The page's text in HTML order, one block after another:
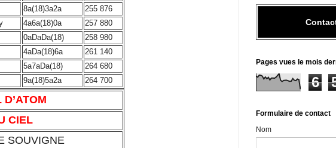
8a(18)3a2a
255 876
4a6a(18)0a
257 880
0aDaDa(18)
258 980
4aDa(18)6a
261 140
5a7aDa(18)
264 680
9a(18)5a2a 264 700
CIEL
SOUVIGNE
Pages vues le mois
6
Formulaire de contact
Nom